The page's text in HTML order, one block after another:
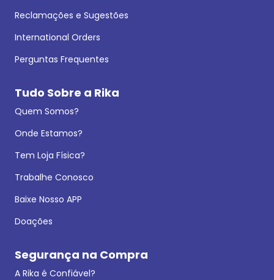
Reclamações e Sugestões
International Orders
Perguntas Frequentes
Tudo Sobre a Rika
Quem Somos?
Onde Estamos?
Tem Loja Física?
Trabalhe Conosco
Baixe Nosso APP
Doações
Segurança na Compra
A Rika é Confiável?